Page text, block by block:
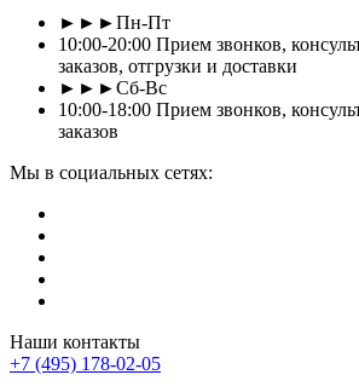
►►►Пн-Пт
10:00-20:00 Прием звонков,
заказов, отгрузки и доставки
►►►Сб-Вс
10:00-18:00 Прием звонков,
заказов
Мы в социальных сетях:
Наши контакты
+7 (495) 178-02-05